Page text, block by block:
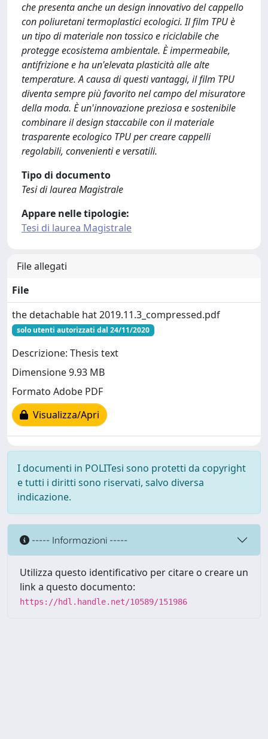
che presenta anche un design innovativo del cappello
con poliuretani termoplastici ecologici. Il film TPU è
un tipo di materiale non tossico e riciclabile che
protegge ecosistema ambientale. È impermeabile,
antifrizione e ha un'elevata plasticità alle alte
temperature. A causa di questi vantaggi, il film TPU
diventa sempre più favorito nel campo del misuratore
della moda. È un'innovazione preziosa e sostenibile
combinare il design staccabile con il materiale
trasparente ecologico TPU per creare cappelli
regolabili, convenienti e versatili.
Tipo di documento
Tesi di laurea Magistrale
Appare nelle tipologie:
Tesi di laurea Magistrale
File allegati
File
the detachable hat 2019.11.3_compressed.pdf
solo utenti autorizzati dal 24/11/2020
Descrizione: Thesis text
Dimensione 9.93 MB
Formato Adobe PDF
Visualizza/Apri
I documenti in POLITesi sono protetti da copyright
e tutti i diritti sono riservati, salvo diversa
indicazione.
----- Informazioni -----
Utilizza questo identificativo per citare o creare un
link a questo documento:
https://hdl.handle.net/10589/151986